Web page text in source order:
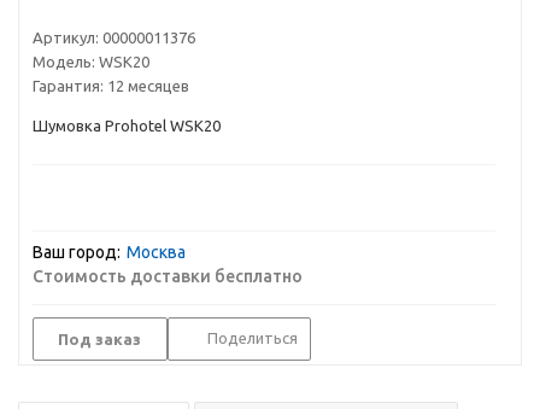
Артикул: 00000011376
Модель: WSK20
Гарантия: 12 месяцев
Шумовка Prohotel WSK20
Ваш город: Москва
Стоимость доставки бесплатно
Под заказ Поделиться